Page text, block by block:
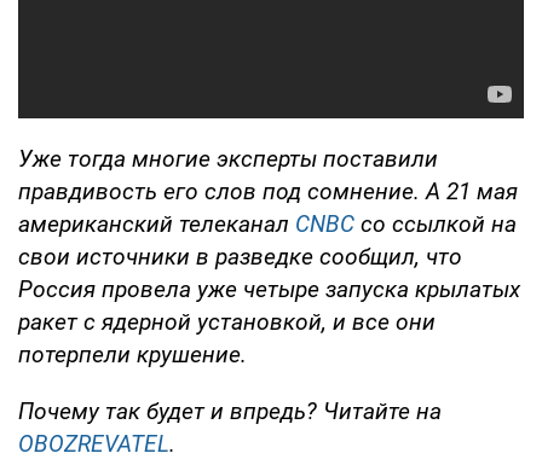
Уже тогда многие эксперты поставили
правдивость его слов под сомнение. А 21 мая
американский телеканал CNBC со ссылкой на
свои источники в разведке сообщил, что
Россия провела уже четыре запуска крылатых
ракет с ядерной установкой, и все они
потерпели крушение.
Почему так будет и впредь? Читайте на
OBOZREVATEL.